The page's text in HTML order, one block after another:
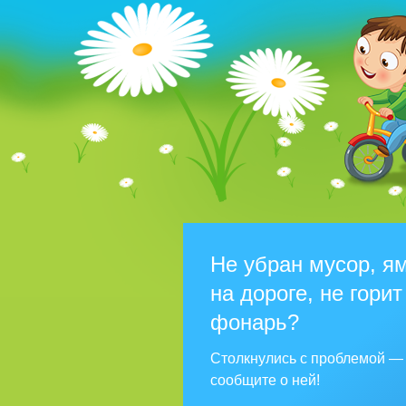
Не убран мусор,
на дороге, не горит
фонарь?
Столкнулись с проблемой —
сообщите о ней!